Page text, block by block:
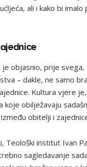
ali i kako bi imalo
objasnio, prije
– dakle, ne samo
Kultura vjere
obilježavaju
obitelji i
Teološki institut Ivan
sagledavanje